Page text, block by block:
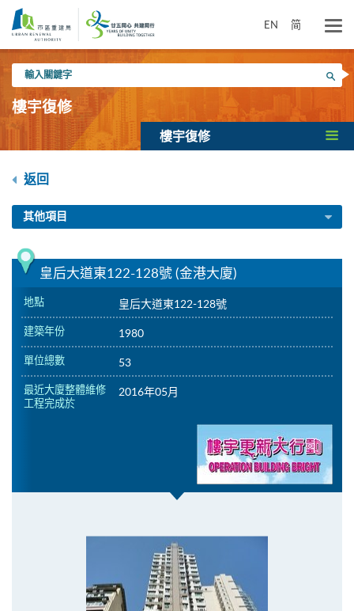
內
EN 简
入
關
鍵
搜尋
樓宇復修
樓宇復修
返回
其他項目
皇后大道東122-128號 (金港大廈)
地點 皇后大道東122-128號
建築年份 1980
單位總數 53
最近大廈整體維修
工程完成於
2016年05月